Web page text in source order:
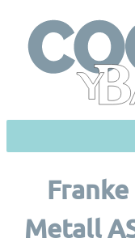
Metall